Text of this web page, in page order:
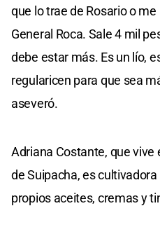
que lo trae de Rosario o
General Roca. Sale 4 mil
debe estar más. Es un lío,
regularicen para que sea
aseveró.
Adriana Costante, que vive
de Suipacha, es
propios aceites, cremas y